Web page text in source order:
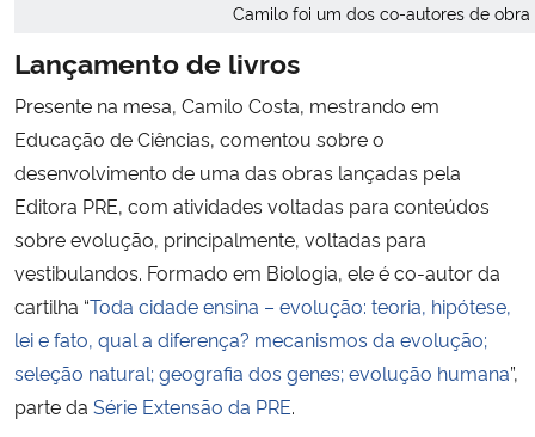
Camilo foi um dos co-autores de
Lançamento de livros
Presente na mesa, Camilo Costa, mestrando em
Educação de Ciências, comentou sobre o
desenvolvimento de uma das obras lançadas pela
Editora PRE, com atividades voltadas para conteúdos
sobre evolução, principalmente, voltadas para
vestibulandos. Formado em Biologia, ele é co-autor da
cartilha “Toda cidade ensina – evolução: teoria, hipótese,
lei e fato, qual a diferença? mecanismos da evolução;
seleção natural; geografia dos genes; evolução humana”,
parte da Série Extensão da PRE.